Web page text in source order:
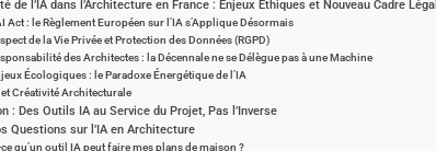
de l’IA dans l’Architecture en France : Enjeux Éthiques et Nouveau Cadre Légal
Act : le Règlement Européen sur l’IA s’Applique Désormais
de la Vie Privée et Protection des Données (RGPD)
des Architectes : la Décennale ne se Délègue pas à une Machine
Écologiques : le Paradoxe Énergétique de l’IA
Créativité Architecturale
: Des Outils IA au Service du Projet, Pas l’Inverse
Questions sur l’IA en Architecture
qu’un outil IA peut faire mes plans de maison ?